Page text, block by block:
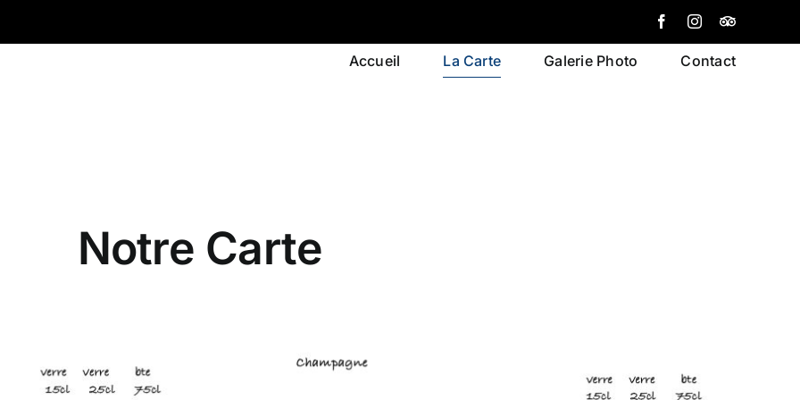
FacebookInstagram
Accueil La Carte Galerie Photo Contact
Notre Carte